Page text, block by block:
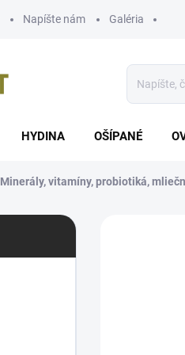
Napíšte nám Galéria
HYDINA OŠÍPANÉ
Minerály, vitamíny, probiotiká,